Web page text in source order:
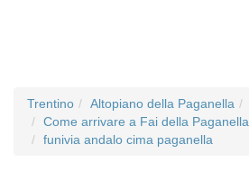
Trentino Altopiano della Paganella
Come arrivare a Fai della Paganella
funivia andalo cima paganella